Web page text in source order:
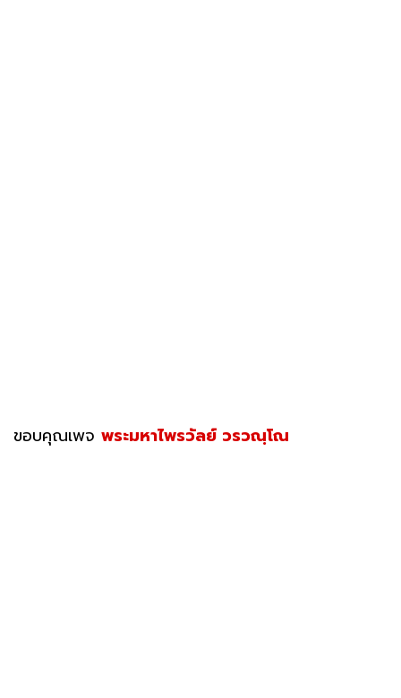
ขอบคุณเพจ พระมหาไพรวัลย์ วรวณฺโณ